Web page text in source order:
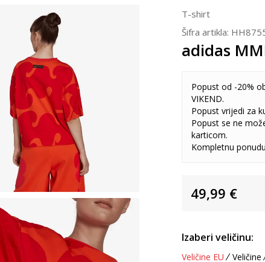
T-shirt
Šifra artikla:
adidas
Popust od -20%
VIKEND.
Popust vrijedi za
Popust se ne
karticom.
Kompletnu
49,99 €
Izaberi veličinu:
Veličine EU Veličine